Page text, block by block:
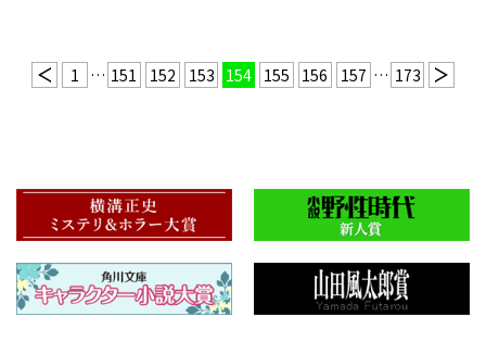
1 … 151 152 153 154 155 156 157 … 173